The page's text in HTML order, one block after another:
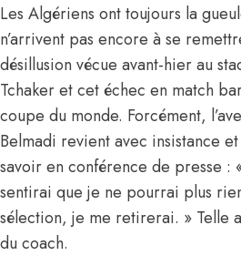
Les Algériens ont toujours la
n’arrivent pas encore à se
désillusion vécue avant-hier au
Tchaker et cet échec en match
coupe du monde. Forcément,
Belmadi revient avec insistance
savoir en conférence de presse :
sentirai que je ne pourrai plus
sélection, je me retirerai. » Telle
du coach.